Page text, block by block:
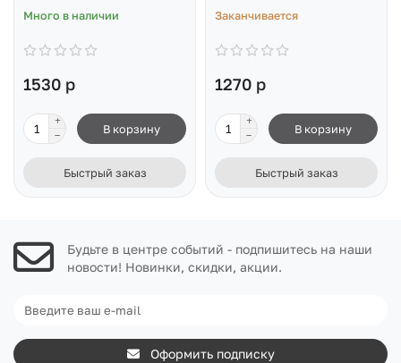
Много в наличии
1530 р
В корзину
Быстрый заказ
Заканчивается
1270 р
В корзину
Быстрый заказ
Будьте в центре событий - подпишитесь на наши
новости! Новинки, скидки, акции.
Оформить подписку